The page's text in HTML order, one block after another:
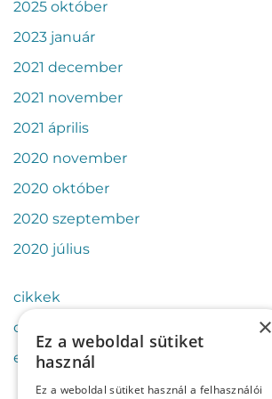
2025 október
2023 január
2021 december
2021 november
2021 április
2020 november
2020 október
2020 szeptember
2020 július
cikkek
csapat
esettanulmányok
×
Ez a weboldal sütiket
használ
Ez a weboldal sütiket használ a felhasználói